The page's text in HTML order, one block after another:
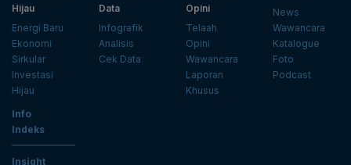
Hijau
Energi Baru
Ekonomi
Sirkular
Investasi
Hijau
Data
Infografik
Analisis
Cek Data
Opini
Telaah
Opini
Wawancara
Laporan
Khusus
News
Wawancara
Katalogue
Foto
Podcast
Info
Indeks
Insight